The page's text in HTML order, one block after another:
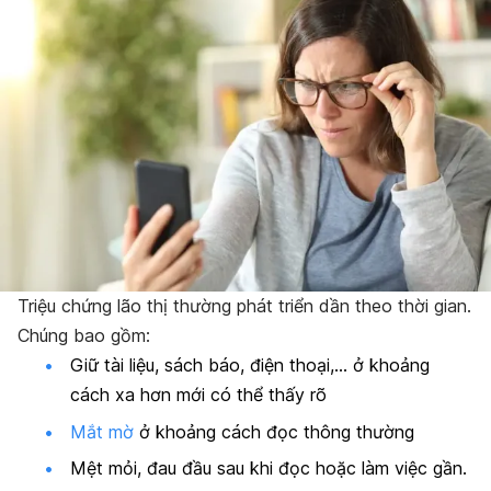
Triệu chứng lão thị thường phát triển dần theo thời gian.
Chúng bao gồm:
Giữ tài liệu, sách báo, điện thoại,… ở khoảng
cách xa hơn mới có thể thấy rõ
Mắt mờ ở khoảng cách đọc thông thường
Mệt mỏi, đau đầu sau khi đọc hoặc làm việc gần.